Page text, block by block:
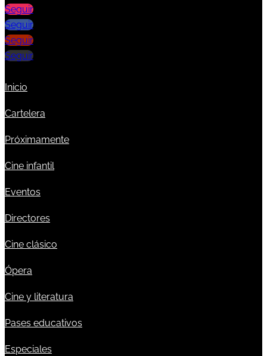
Seguir
Seguir
Seguir
Seguir
Inicio
Cartelera
Próximamente
Cine infantil
Eventos
Directores
Cine clásico
Ópera
Cine y literatura
Pases educativos
Especiales